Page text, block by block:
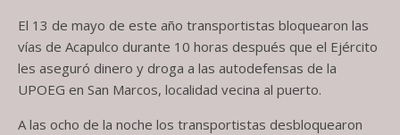
El 13 de mayo de este año transportistas bloquearon las
vías de Acapulco durante 10 horas después que el Ejército
les aseguró dinero y droga a las autodefensas de la
UPOEG en San Marcos, localidad vecina al puerto.
A las ocho de la noche los transportistas desbloquearon